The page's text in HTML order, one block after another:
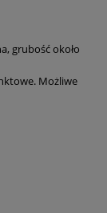
grubość około
Możliwe